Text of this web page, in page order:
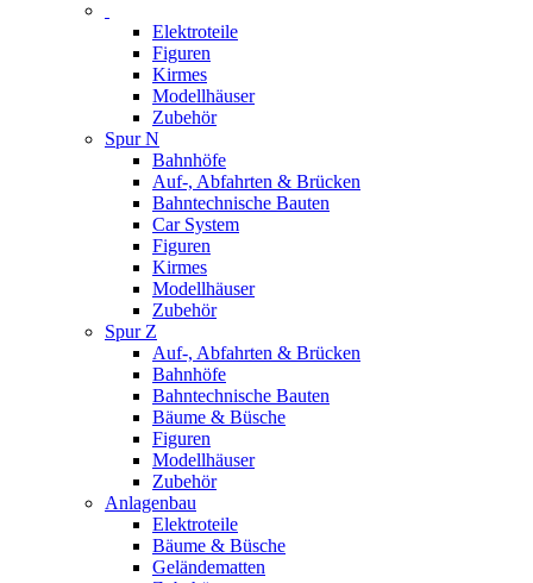
Elektroteile
Figuren
Kirmes
Modellhäuser
Zubehör
Spur N
Bahnhöfe
Auf-, Abfahrten & Brücken
Bahntechnische Bauten
Car System
Figuren
Kirmes
Modellhäuser
Zubehör
Spur Z
Auf-, Abfahrten & Brücken
Bahnhöfe
Bahntechnische Bauten
Bäume & Büsche
Figuren
Modellhäuser
Zubehör
Anlagenbau
Elektroteile
Bäume & Büsche
Geländematten